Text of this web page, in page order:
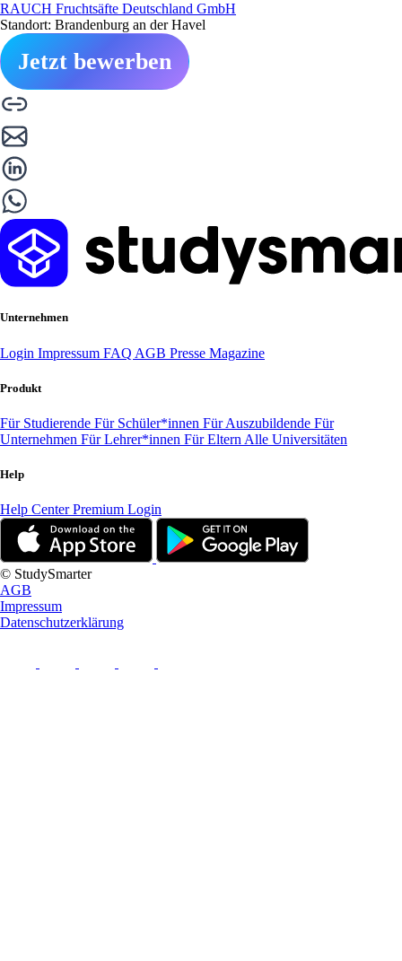
RAUCH Fruchtsäfte Deutschland GmbH
Standort: Brandenburg an der Havel
Jetzt bewerben
Unternehmen
Login Impressum FAQ AGB Presse Magazine
Produkt
Für Studierende Für Schüler*innen Für Auszubildende Für
Unternehmen Für Lehrer*innen Für Eltern Alle Universitäten
Help
Help CenterPremium Login
© StudySmarter
AGB
Impressum
Datenschutzerklärung